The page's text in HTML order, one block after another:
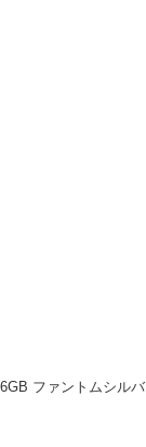
ファントムシル